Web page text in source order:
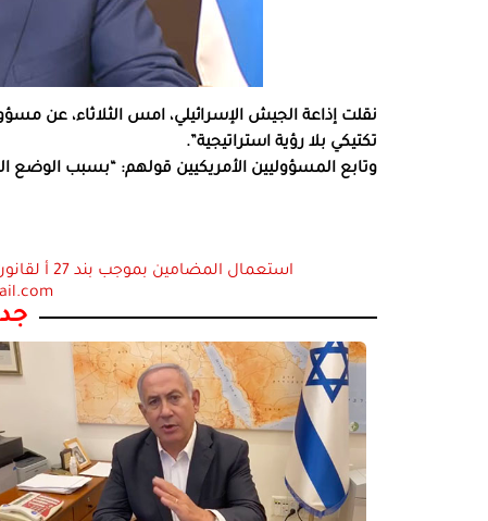
نقلت إذاعة الجيش الإسرائيلي، امس الثلاثاء، عن
تكتيكي بلا رؤية استراتيجية”.
وتابع المسؤوليين الأمريكيين قولهم: “بسبب الوضع